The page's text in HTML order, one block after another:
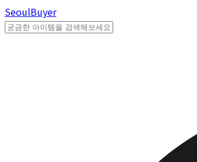
SeoulBuyer